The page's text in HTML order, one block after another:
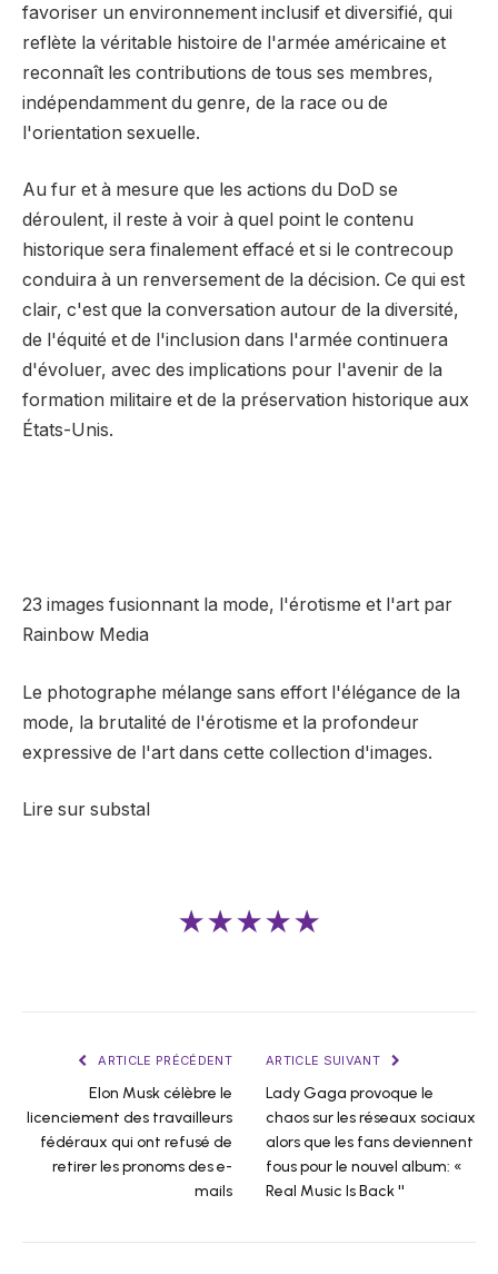
favoriser un environnement inclusif et diversifié, qui
reflète la véritable histoire de l'armée américaine et
reconnaît les contributions de tous ses membres,
indépendamment du genre, de la race ou de
l'orientation sexuelle.
Au fur et à mesure que les actions du DoD se
déroulent, il reste à voir à quel point le contenu
historique sera finalement effacé et si le contrecoup
conduira à un renversement de la décision. Ce qui est
clair, c'est que la conversation autour de la diversité,
de l'équité et de l'inclusion dans l'armée continuera
d'évoluer, avec des implications pour l'avenir de la
formation militaire et de la préservation historique aux
États-Unis.
23 images fusionnant la mode, l'érotisme et l'art par
Rainbow Media
Le photographe mélange sans effort l'élégance de la
mode, la brutalité de l'érotisme et la profondeur
expressive de l'art dans cette collection d'images.
Lire sur substal
★★★★★
ARTICLE PRÉCÉDENT
Elon Musk célèbre le
licenciement des travailleurs
fédéraux qui ont refusé de
retirer les pronoms des e-
mails
ARTICLE SUIVANT
Lady Gaga provoque le
chaos sur les réseaux sociaux
alors que les fans deviennent
fous pour le nouvel album: «
Real Music Is Back ''